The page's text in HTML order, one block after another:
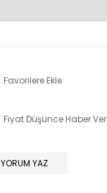
Favorilere Ekle
Fiyat Düşünce Haber Ver
YORUM YAZ